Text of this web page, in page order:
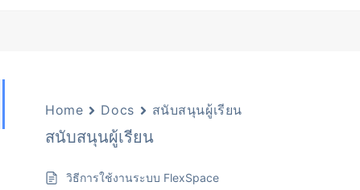
Home Docs สนับสนุนผู้เรียน
สนับสนุนผู้เรียน
วิธีการใช้งานระบบ FlexSpace